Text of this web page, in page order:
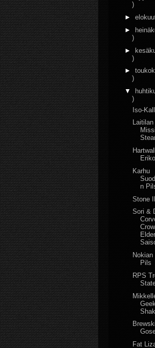
)
►
►
)
►
)
►
)
▼
)
Iso-
Laitilan
Karhu
n
Stone
Sori &
Crow
Pils
RPS
Fat